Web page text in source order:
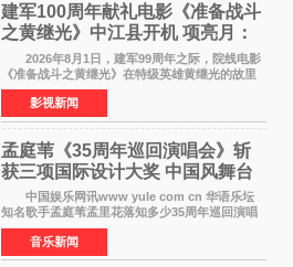
建军100周年献礼电影《准备战斗
之黄继光》中江县开机 项亮月：
以光影为笔，书写英雄赞歌
2026年8月1日，建军99周年之际，院线电影
《准备战斗之黄继光》在特级英雄黄继光的故里
——四川省德阳市中江县黄继光出生地正式开
机。本片出品人、总制片人项亮月主持开机仪
式，&zwnj;特级英雄
影视新闻
孟庭苇《35周年巡回演唱会》斩
获三项国际设计大奖 中国风舞台
美学获全球认可
中国娱乐网讯www yule com cn 华语乐坛
知名歌手孟庭苇孟里花落知多少35周年巡回演唱
会再传喜讯。该演唱会先后荣获美国MUSE
Creative Awards白金奖（Platinum Winner）、
英国London Design
音乐新闻